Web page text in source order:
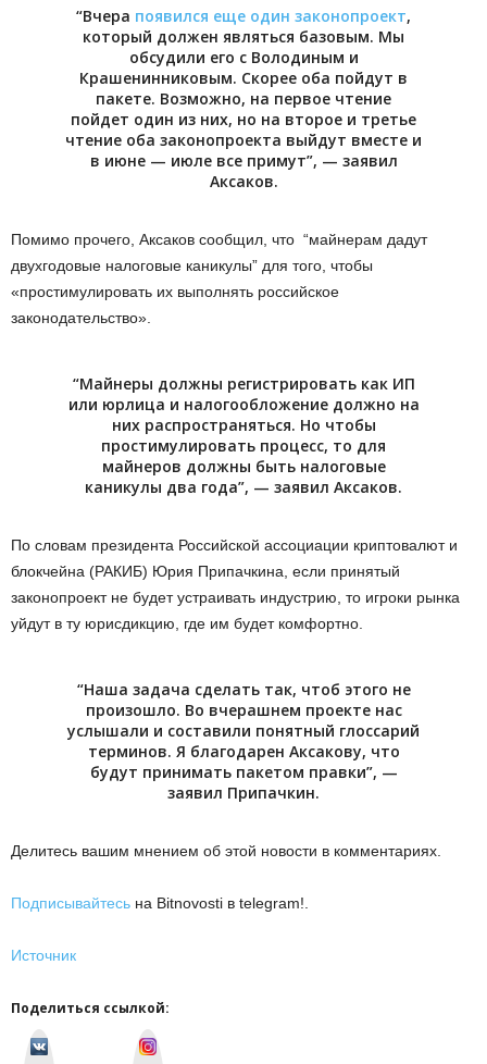
“Вчера появился еще один законопроект,
который должен являться базовым. Мы
обсудили его с Володиным и
Крашенинниковым. Скорее оба пойдут в
пакете. Возможно, на первое чтение
пойдет один из них, но на второе и третье
чтение оба законопроекта выйдут вместе и
в июне — июле все примут”, — заявил
Аксаков.
Помимо прочего, Аксаков сообщил, что “майнерам дадут
двухгодовые налоговые каникулы” для того, чтобы
«простимулировать их выполнять российское
законодательство».
“Майнеры должны регистрировать как ИП
или юрлица и налогообложение должно на
них распространяться. Но чтобы
простимулировать процесс, то для
майнеров должны быть налоговые
каникулы два года”, — заявил Аксаков.
По словам президента Российской ассоциации криптовалют и
блокчейна (РАКИБ) Юрия Припачкина, если принятый
законопроект не будет устраивать индустрию, то игроки рынка
уйдут в ту юрисдикцию, где им будет комфортно.
“Наша задача сделать так, чтоб этого не
произошло. Во вчерашнем проекте нас
услышали и составили понятный глоссарий
терминов. Я благодарен Аксакову, что
будут принимать пакетом правки”, —
заявил Припачкин.
Делитесь вашим мнением об этой новости в комментариях.
Подписывайтесь на Bitnovosti в telegram!.
Источник
Поделиться ссылкой: